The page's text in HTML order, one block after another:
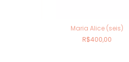
Maria Alice (seis)
R$400,00